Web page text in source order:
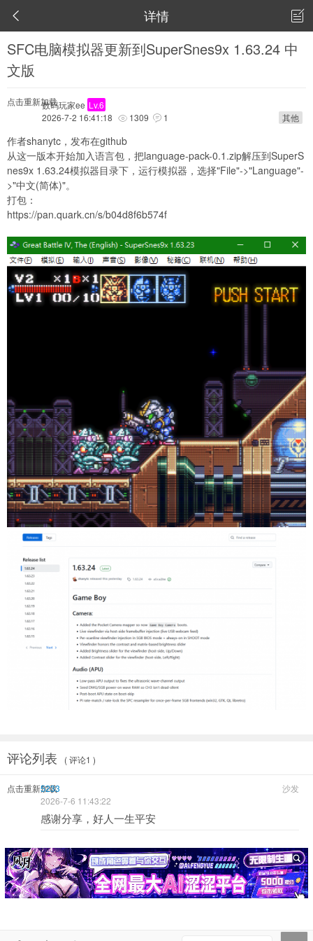
 详情 
SFC电脑模拟器更新到SuperSnes9x 1.63.24 中
文版
点击重新加载数码玩家ee Lv.6
2026-7-2 16:41:18
 1309  1 其他
作者shanytc，发布在github
从这一版本开始加入语言包，把language-pack-0.1.zip解压到SuperS
nes9x 1.63.24模拟器目录下，运行模拟器，选择"File"->"Language"-
>"中文(简体)"。
打包：
https://pan.quark.cn/s/b04d8f6b574f
评论列表 ( 评论1 )
点击重新加载 沙发
5233
2026-7-6 11:43:22
感谢分享，好人一生平安